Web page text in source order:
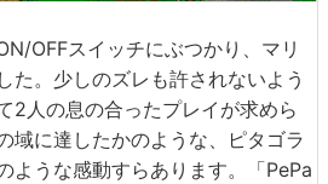
OFFスイッチにぶつかり、マリ
た。少しのズレも許されないよう
2人の息の合ったプレイが求めら
域に達したかのような、ピタゴラ
ような感動すらあります。「PePa